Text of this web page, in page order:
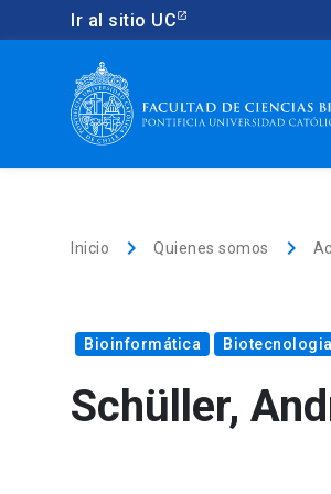
Ir al sitio UC
Inicio keyboard_arrow_right Quienes somos keyboard_arrow_right
Bioinformática Biotecnologia
Schüller,